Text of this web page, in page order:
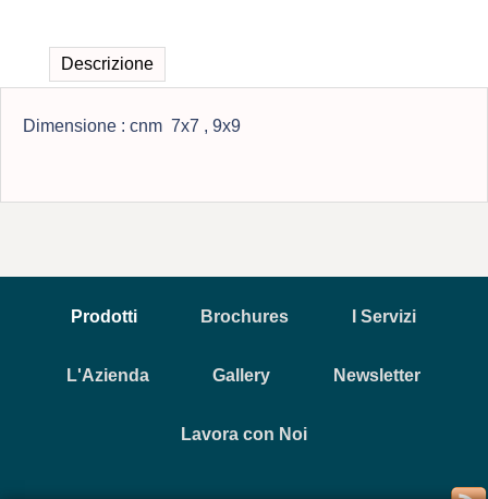
Descrizione
Dimensione : cnm 7x7 , 9x9
Prodotti Brochures I Servizi
L'Azienda Gallery Newsletter
Lavora con Noi